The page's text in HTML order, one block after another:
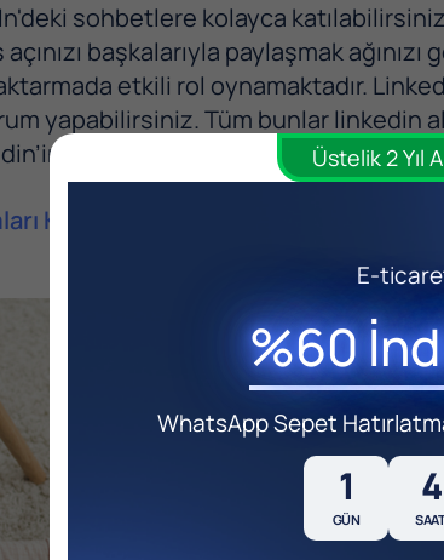
sohbetlere kolayca
başkalarıyla paylaşmak
etkili rol oynamaktadır.
yapabilirsiniz. Tüm bunlar linkedin
daha verimli hale gelmesi için arka
Kimler İçin Uygundur?
E-
%60
WhatsApp Sepet
Üstelik 2 Yıl
1
GÜN
4